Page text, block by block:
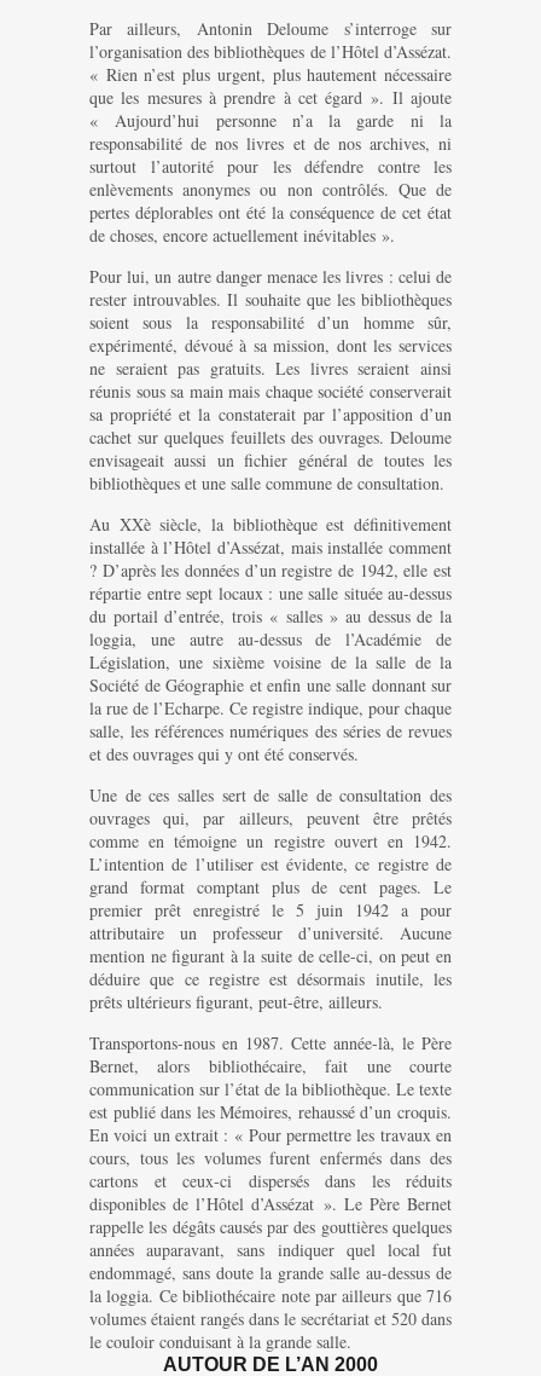
Par ailleurs, Antonin Deloume s’interroge sur
l’organisation des bibliothèques de l’Hôtel d’Assézat.
« Rien n’est plus urgent, plus hautement nécessaire
que les mesures à prendre à cet égard ». Il ajoute
« Aujourd’hui personne n’a la garde ni la
responsabilité de nos livres et de nos archives, ni
surtout l’autorité pour les défendre contre les
enlèvements anonymes ou non contrôlés. Que de
pertes déplorables ont été la conséquence de cet état
de choses, encore actuellement inévitables ».
Pour lui, un autre danger menace les livres : celui de
rester introuvables. Il souhaite que les bibliothèques
soient sous la responsabilité d’un homme sûr,
expérimenté, dévoué à sa mission, dont les services
ne seraient pas gratuits. Les livres seraient ainsi
réunis sous sa main mais chaque société conserverait
sa propriété et la constaterait par l’apposition d’un
cachet sur quelques feuillets des ouvrages. Deloume
envisageait aussi un fichier général de toutes les
bibliothèques et une salle commune de consultation.
Au XXè siècle, la bibliothèque est définitivement
installée à l’Hôtel d’Assézat, mais installée comment
? D’après les données d’un registre de 1942, elle est
répartie entre sept locaux : une salle située au-dessus
du portail d’entrée, trois « salles » au dessus de la
loggia, une autre au-dessus de l’Académie de
Législation, une sixième voisine de la salle de la
Société de Géographie et enfin une salle donnant sur
la rue de l’Echarpe. Ce registre indique, pour chaque
salle, les références numériques des séries de revues
et des ouvrages qui y ont été conservés.
Une de ces salles sert de salle de consultation des
ouvrages qui, par ailleurs, peuvent être prêtés
comme en témoigne un registre ouvert en 1942.
L’intention de l’utiliser est évidente, ce registre de
grand format comptant plus de cent pages. Le
premier prêt enregistré le 5 juin 1942 a pour
attributaire un professeur d’université. Aucune
mention ne figurant à la suite de celle-ci, on peut en
déduire que ce registre est désormais inutile, les
prêts ultérieurs figurant, peut-être, ailleurs.
Transportons-nous en 1987. Cette année-là, le Père
Bernet, alors bibliothécaire, fait une courte
communication sur l’état de la bibliothèque. Le texte
est publié dans les Mémoires, rehaussé d’un croquis.
En voici un extrait : « Pour permettre les travaux en
cours, tous les volumes furent enfermés dans des
cartons et ceux-ci dispersés dans les réduits
disponibles de l’Hôtel d’Assézat ». Le Père Bernet
rappelle les dégâts causés par des gouttières quelques
années auparavant, sans indiquer quel local fut
endommagé, sans doute la grande salle au-dessus de
la loggia. Ce bibliothécaire note par ailleurs que 716
volumes étaient rangés dans le secrétariat et 520 dans
le couloir conduisant à la grande salle.
AUTOUR DE L’AN 2000